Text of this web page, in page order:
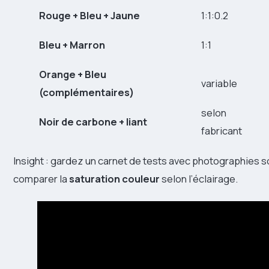
Rouge + Bleu + Jaune
1:1:0.2
Bleu + Marron 1:1
Orange + Bleu
(complémentaires)
variable
Noir de carbone + liant
selon
fabricant
Insight : gardez un carnet de tests avec photographies
comparer lasaturation couleurselon l’éclairage.